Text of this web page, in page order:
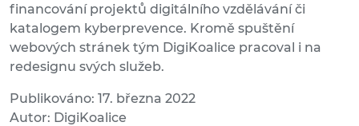
financování projektů digitálního vzdělávání či
katalogem kyberprevence. Kromě spuštění
webových stránek tým DigiKoalice pracoval i na
redesignu svých služeb.
Publikováno: 17. března 2022
Autor: DigiKoalice